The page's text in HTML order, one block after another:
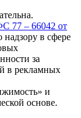
77 – 66042 от
в сфере
за
в рекламных
и
основе.